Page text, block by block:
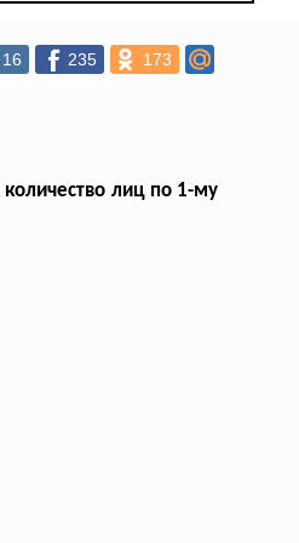
16 235 173
количество лиц по 1-му